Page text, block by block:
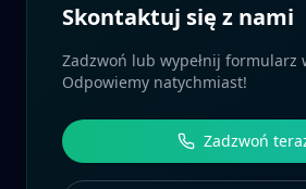
Skontaktuj się z nami
Zadzwoń lub wypełnij formularz
Odpowiemy natychmiast!
Zadzwoń